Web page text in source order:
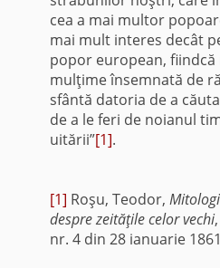
cea a mai multor
mai mult interes decât
popor european, fiindcă
mulţime însemnată de
sfântă datoria de a
de a le feri de noianul
uitării”[1].
[1] Roşu, Teodor,
despre zeităţile celor vechi
nr. 4 din 28 ianuarie